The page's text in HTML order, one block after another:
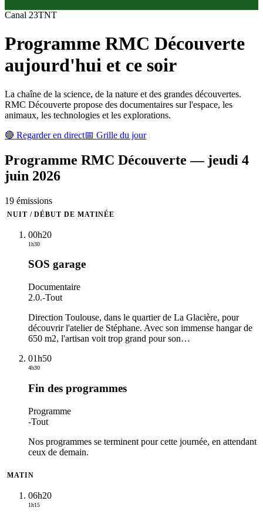
Canal 23TNT
Programme RMC Découverte
aujourd'hui et ce soir
La chaîne de la science, de la nature et des grandes découvertes.
RMC Découverte propose des documentaires sur l'espace, les
animaux, les technologies et les explorations.
🔴 Regarder en direct📅 Grille du jour
Programme RMC Découverte — jeudi 4
juin 2026
19 émissions
NUIT / DÉBUT DE MATINÉE
00h20
1h30
SOS garage
Documentaire
2.0.-Tout
Direction Toulouse, dans le quartier de La Glacière, pour
découvrir l'atelier de Stéphane. Avec son immense hangar de
650 m2, l'artisan voit trop grand pour son…
01h50
4h30
Fin des programmes
Programme
-Tout
Nos programmes se terminent pour cette journée, en attendant
ceux de demain.
MATIN
06h20
1h15